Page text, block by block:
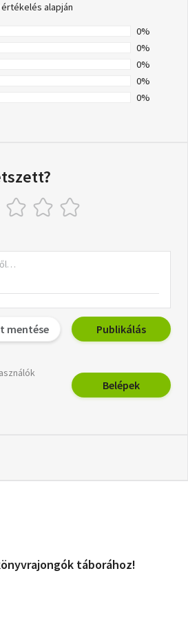
értékelés alapján
0%
0%
0%
0%
0%
mentése Publikálás
Belépek
táborához!